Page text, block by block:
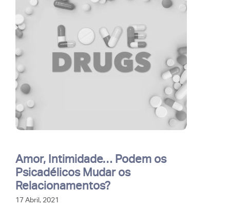
Amor, Intimidade… Podem os
Psicadélicos Mudar os
Relacionamentos?
17 Abril, 2021